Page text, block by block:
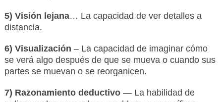
5) Visión lejana… La capacidad de ver detalles a
distancia.
6) Visualización – La capacidad de imaginar cómo
se verá algo después de que se mueva o cuando sus
partes se muevan o se reorganicen.
7) Razonamiento deductivo— La habilidad de